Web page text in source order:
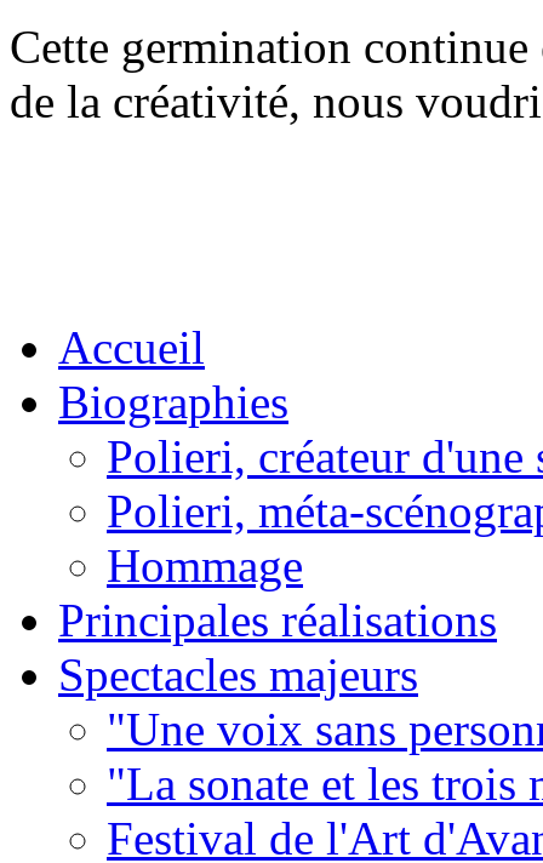
Cette germination continue
de la créativité, nous
Accueil
Biographies
Polieri, créateur d'une
Polieri, méta-
Hommage
Principales réalisations
Spectacles majeurs
"Une voix sans
"La sonate et les trois
Festival de l'Art